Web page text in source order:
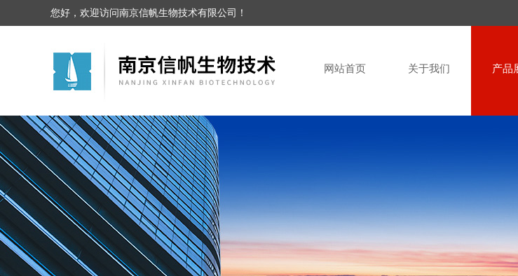
您好，欢迎访问南京信帆生物技术有限公司！
网站首页 关于我们 产品